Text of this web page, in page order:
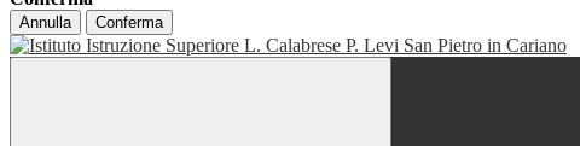
Annulla Conferma